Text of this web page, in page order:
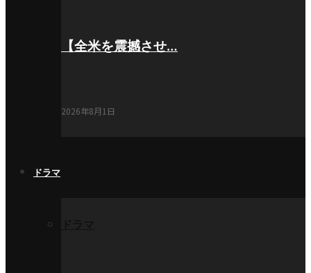
【全米を震撼させ…
2026年8月1日
ドラマ